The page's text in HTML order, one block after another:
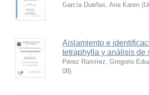
García Dueñas, Ana Karen (
Aislamiento e
tetraphylla y análisis de
Pérez Ramírez, Gregorio
08)